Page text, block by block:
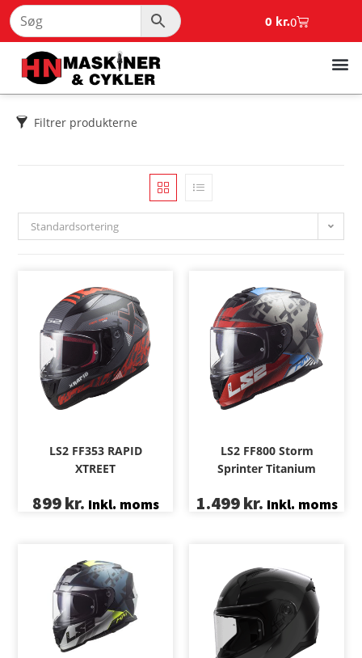
0 kr.0
Filtrer produkterne
Standardsortering
LS2 FF353 RAPID
XTREET
899kr. Inkl. moms
LS2 FF800 Storm
Sprinter Titanium
1.499kr. Inkl. moms